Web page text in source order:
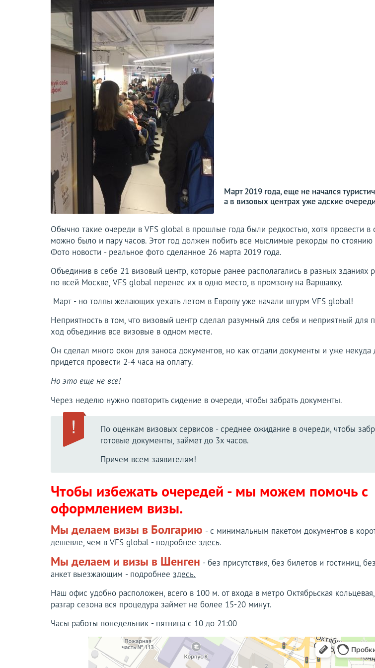
Март 2019 года, еще не начался
а в визовых центрах уже адские
Обычно такие очереди в VFS global в прошлые года были редкостью, хотя провести в
можно было и пару часов. Этот год должен побить все мыслимые рекорды по стоянию
Фото новости - реальное фото сделанное 26 марта 2019 года.
Объединив в себе 21 визовый центр, которые ранее располагались в разных зданиях
по всей Москве, VFS global перенес их в одно место, в промзону на Варшавку.
Март - но толпы желающих уехать летом в Европу уже начали штурм VFS global!
Неприятность в том, что визовый центр сделал разумный для себя и неприятный для
ход объединив все визовые в одном месте.
Он сделал много окон для заноса документов, но как отдали документы и уже некуда
придется провести 2-4 часа на оплату.
Но это еще не все!
Через неделю нужно повторить сидение в очереди, чтобы забрать документы.
По оценкам визовых сервисов - среднее ожидание в очереди, чтобы
готовые документы, займет до 3х часов.
Причем всем заявителям!
Чтобы избежать очередей - мы можем помочь с
оформлением визы.
Мы делаем визы в Болгарию - с минимальным пакетом документов в
дешевле, чем в VFS global - подробнее здесь.
Мы делаем и визы в Шенген - без присутствия, без билетов и гостиниц,
анкет выезжающим - подробнее здесь.
Наш офис удобно расположен, всего в 100 м. от входа в метро Октябрьская
разгар сезона вся процедура займет не более 15-20 минут.
Часы работы понедельник - пятница с 10 до 21:00